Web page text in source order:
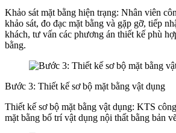
Khảo sát mặt bằng hiện trạng: Nhân viên
khảo sát, đo đạc mặt bằng và gặp gỡ, tiếp
khách, tư vấn các phương án thiết kế phù
bằng.
Bước 3: Thiết kế sơ bộ mặt bằng vật dụng
Thiết kế sơ bộ mặt bằng vật dụng: KTS
mặt bằng bố trí vật dụng nội thất bằng bản